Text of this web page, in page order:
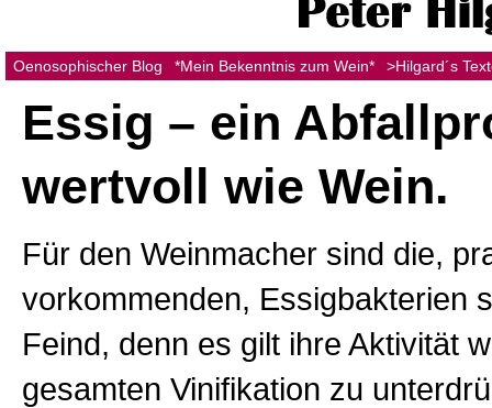
Oenosophischer Blog *Mein Bekenntnis zum Wein* >Hilgard´s
Essig – ein
wertvoll wie Wein.
Für den Weinmacher sind die,
vorkommenden, Essigbakterien
Feind, denn es gilt ihre Aktivität
gesamten Vinifikation zu